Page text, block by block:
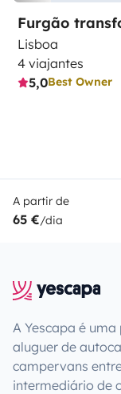
Furgão
Lisboa
4 viajantes
5,0Best Owner
A partir de
65 €/dia
A Yescapa é
aluguer de
campervans
intermediário de